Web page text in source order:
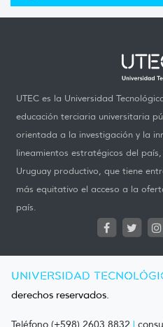
UTEC es la Universidad
educación terciaria universitaria
orientada a la investigación y la
lineamientos estratégicos del
Uruguay productivo, que tiene
más equitativo el acceso a la
país.
UNIVERSIDAD
derechos reservados.